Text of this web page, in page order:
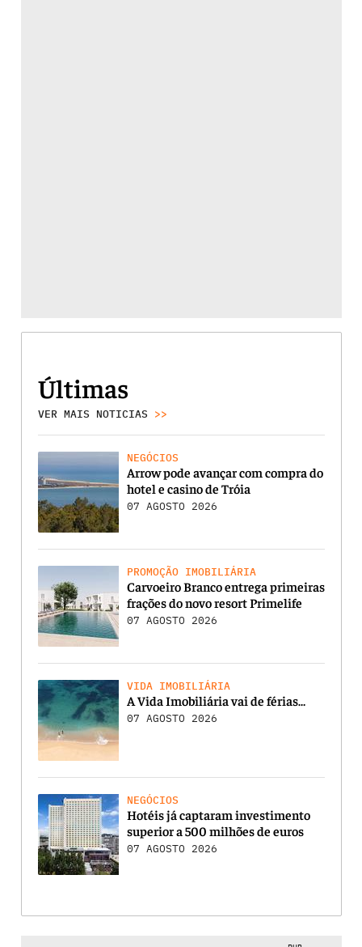
Últimas
VER MAIS NOTICIAS >>
NEGÓCIOS
Arrow pode avançar com compra do
hotel e casino de Tróia
07 AGOSTO 2026
PROMOÇÃO IMOBILIÁRIA
Carvoeiro Branco entrega primeiras
frações do novo resort Primelife
07 AGOSTO 2026
VIDA IMOBILIÁRIA
A Vida Imobiliária vai de férias…
07 AGOSTO 2026
NEGÓCIOS
Hotéis já captaram investimento
superior a 500 milhões de euros
07 AGOSTO 2026